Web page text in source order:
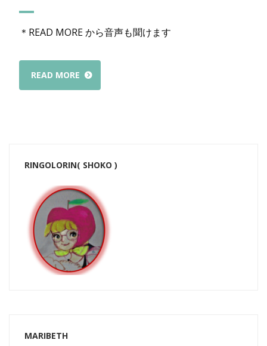
＊READ MORE から音声も聞けます
READ MORE
RINGOLORIN( SHOKO )
MARIBETH